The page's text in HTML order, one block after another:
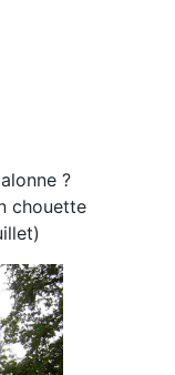
?
chouette